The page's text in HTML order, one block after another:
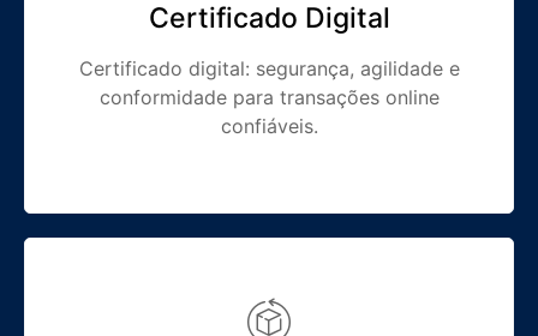
Certificado Digital
Certificado digital: segurança, agilidade e
conformidade para transações online
confiáveis.